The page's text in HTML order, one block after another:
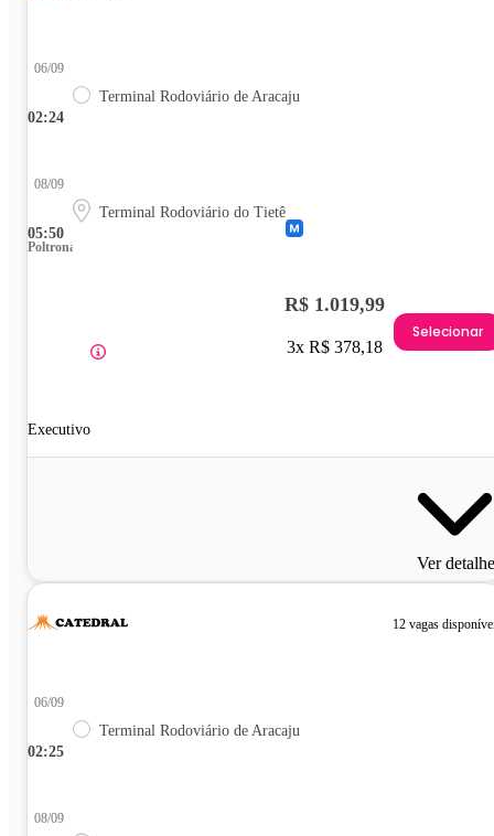
02:24
06/09
Terminal Rodoviário de Aracaju
05:50
08/09
Terminal Rodoviário do Tietê
Poltrona
Executivo
R$ 1.019,99
3x R$ 378,18
Selecionar
Ver
12 vagas
02:25
06/09
Terminal Rodoviário de Aracaju
08/09